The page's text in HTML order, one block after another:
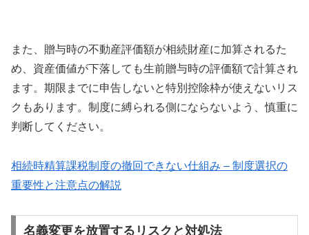
また、贈与時の不動産評価額が相続財産に加算されるた
め、資産価値が下落しても生前贈与時の評価額で計算され
ます。期限までに申告しないと特別控除枠が使えないリス
クもあります。制度に縛られる側にならないよう、慎重に
判断してください。
相続時精算課税制度の撤回できない仕組み – 制度選択の
重要性と注意点の解説
名義変更を放置するリスクと対処法